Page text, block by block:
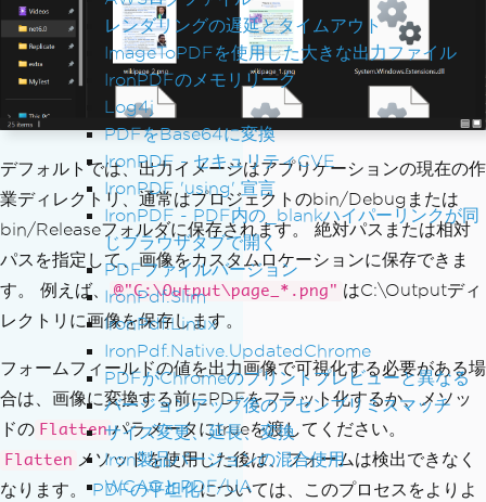
レンダリングの遅延とタイムアウト
ImageToPDFを使用した大きな出力ファイル
IronPDFのメモリリーク
Log4j
PDFをBase64に変換
IronPDF - セキュリティCVE
IronPDF 'using' 宣言
IronPDF - PDF内の_blankハイパーリンクが同
じブラウザタブで開く
PDFファイルバージョン
IronPdf.Slim
IronPdf.Linux
IronPdf.Native.UpdatedChrome
PDFがChromeのプリントプレビューと異なる
バージョンアップ後のアセンブリミスマッチ
サイズ変更、延長、変換
Iron製品バージョンの混合使用
WCAGとPDF/UA
デフォルトでは、出力イメージはアプリケーションの現在の作
業ディレクトリ、通常はプロジェクトのbin/Debugまたは
bin/Releaseフォルダに保存されます。 絶対パスまたは相対
パスを指定して、画像をカスタムロケーションに保存できま
す。 例えば、 @"C:\Output\page_*.png" はC:\Outputディ
レクトリに画像を保存します。
フォームフィールドの値を出力画像で可視化する必要がある場
合は、画像に変換する前にPDFをフラット化するか、メソッ
ドの Flatten パラメータにtrueを渡してください。
Flatten メソッドを使用した後は、フォームは検出できなく
なります。PDFの平坦化については、このプロセスをよりよ